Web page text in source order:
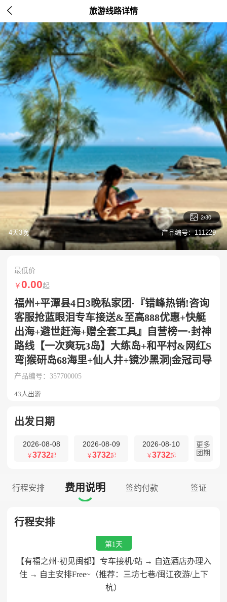
 旅游线路详情
 2/30
4天3晚 产品编号：111229
最低价
￥0.00起
福州+平潭县4日3晚私家团·『错峰热销!咨询
客服抢蓝眼泪专车接送&至高888优惠+快艇
出海+避世赶海+赠全套工具』自营榜一·封神
路线【一次爽玩3岛】大练岛+和平村&网红S
弯|猴研岛68海里+仙人井+镜沙黑洞|金冠司导
产品编号：357700005
43人出游
出发日期
2026-08-08
￥3732起
2026-08-09
￥3732起
2026-08-10
￥3732起
更多
团期
行程安排 费用说明 签约付款 签证

行程安排
第1天
【有福之州·初见闽都】专车接机/站 → 自选酒店办理入
住 → 自主安排Free~（推荐：三坊七巷/闽江夜游/上下
杭）